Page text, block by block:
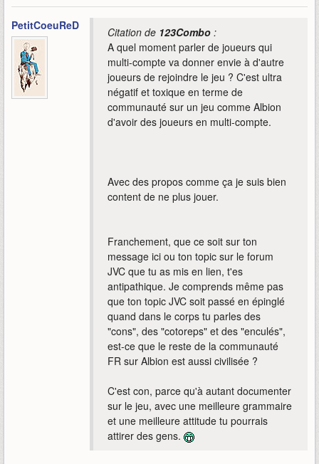
PetitCoeuReD Citation de 123Combo :
A quel moment parler de joueurs qui
multi-compte va donner envie à d'autre
joueurs de rejoindre le jeu ? C'est ultra
négatif et toxique en terme de
communauté sur un jeu comme Albion
d'avoir des joueurs en multi-compte.
Avec des propos comme ça je suis bien
content de ne plus jouer.
Franchement, que ce soit sur ton
message ici ou ton topic sur le forum
JVC que tu as mis en lien, t'es
antipathique. Je comprends même pas
que ton topic JVC soit passé en épinglé
quand dans le corps tu parles des
"cons", des "cotoreps" et des "enculés",
est-ce que le reste de la communauté
FR sur Albion est aussi civilisée ?
C'est con, parce qu'à autant documenter
sur le jeu, avec une meilleure grammaire
et une meilleure attitude tu pourrais
attirer des gens.